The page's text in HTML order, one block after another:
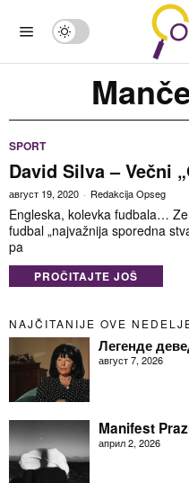
SPORT
David Silva – Večni
август 19, 2020 Redakcija Opseg
Engleska, kolevka fudbala…
fudbal „najvažnija sporedna
pa
PROČITAJTE JOŠ
NAJČITANIJE OVE
Легенде
август 7, 2026
Manifest
април 2, 2026